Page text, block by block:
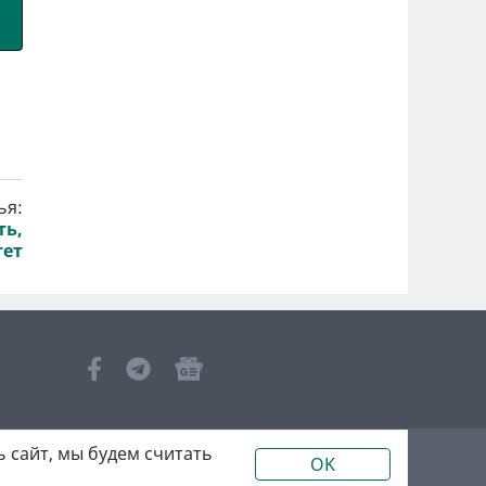
сайт, мы будем считать OK